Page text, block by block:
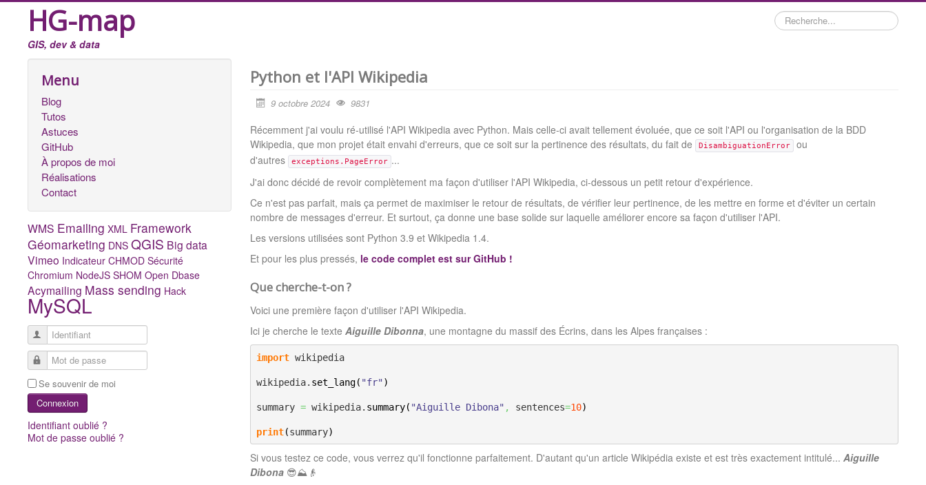
HG-map
GIS, dev & data
Rechercher
Menu
Blog
Tutos
Astuces
GitHub
À propos de moi
Réalisations
Contact
WMS Emailing XML Framework
Géomarketing DNS QGIS Big data
Vimeo Indicateur CHMOD Sécurité
Chromium NodeJS SHOM Open Dbase
Acymailing Mass sending Hack
MySQL
Identifiant
Mot de passe
Se souvenir de moi
Connexion
Identifiant oublié ?
Mot de passe oublié ?
Python et l'API Wikipedia
9 octobre 2024 9831
Récemment j'ai voulu ré-utilisé l'API Wikipedia avec Python. Mais celle-ci avait tellement évoluée, que ce soit l'API ou l'organisation de la BDD
Wikipedia, que mon projet était envahi d'erreurs, que ce soit sur la pertinence des résultats, du fait de
DisambiguationError ou
d'autres
exceptions.PageError ...
J'ai donc décidé de revoir complètement ma façon d'utiliser l'API Wikipedia, ci-dessous un petit retour d'expérience.
Ce n'est pas parfait, mais ça permet de maximiser le retour de résultats, de vérifier leur pertinence, de les mettre en forme et d'éviter un certain
nombre de messages d'erreur. Et surtout, ça donne une base solide sur laquelle améliorer encore sa façon d'utiliser l'API.
Les versions utilisées sont Python 3.9 et Wikipedia 1.4.
Et pour les plus pressés, le code complet est sur GitHub !
Que cherche-t-on ?
Voici une première façon d'utiliser l'API Wikipedia.
Ici je cherche le texte Aiguille Dibonna, une montagne du massif des Écrins, dans les Alpes françaises :
import wikipedia
wikipedia. set_lang( "fr")
summary = wikipedia. summary( "Aiguille Dibona" , sentences=10)
print(summary)
Si vous testez ce code, vous verrez qu'il fonctionne parfaitement. D'autant qu'un article Wikipédia existe et est très exactement intitulé... Aiguille
Dibona 😎⛰️👴